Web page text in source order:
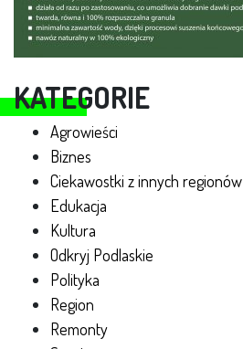
KATEGORIE
Agrowieści
Biznes
Ciekawostki z innych regionów
Edukacja
Kultura
Odkryj Podlaskie
Polityka
Region
Remonty